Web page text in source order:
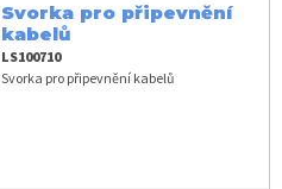
Svorka pro připevnění
kabelů
LS100710
Svorka pro připevnění kabelů